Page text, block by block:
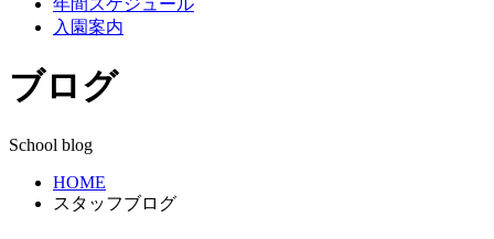
入園案内
ブログ
School blog
HOME
スタッフブログ